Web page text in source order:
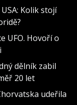
Kolik stojí
UFO. Hovoří o
dělník zabil
20 let
udeřila